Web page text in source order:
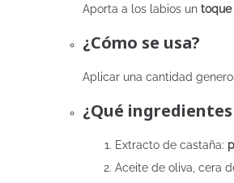
Aporta a los labios un
¿Cómo se usa?
Aplicar una cantidad
¿Qué
Extracto de castaña:
Aceite de oliva, cera